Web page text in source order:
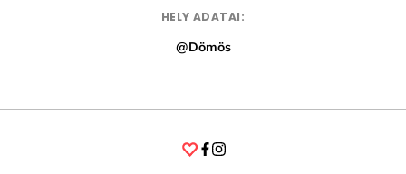
HELY ADATAI:
@Dömös